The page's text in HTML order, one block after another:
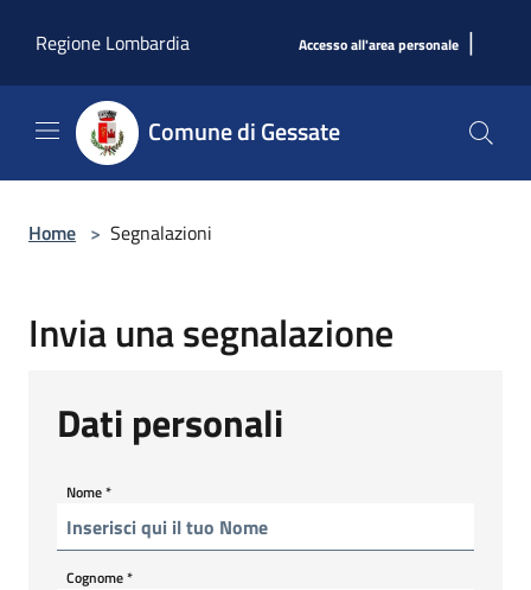
Regione Lombardia
Accesso all'area personale |
Comune di Gessate
Home > Segnalazioni
Invia una segnalazione
Dati personali
Nome*
Cognome*